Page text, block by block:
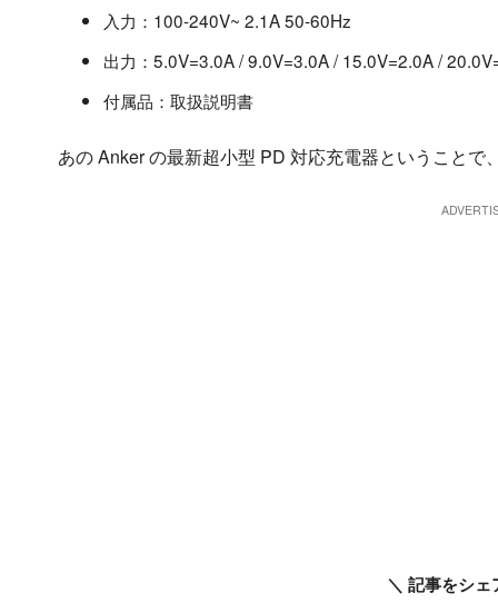
入力：100-240V~ 2.1A 50-60Hz
出力：5.0V=3.0A / 9.0V=3.0A / 15.0V=2.0A /
付属品：取扱説明書
あの Anker の最新超小型 PD 対応充電器ということで
＼ 記事をシ